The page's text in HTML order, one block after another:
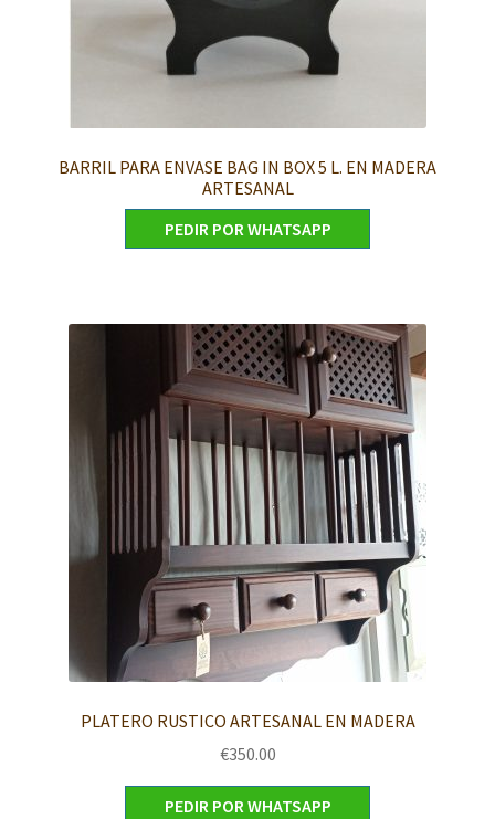
BARRIL PARA ENVASE BAG IN BOX 5 L. EN MADERA
ARTESANAL
PEDIR POR WHATSAPP
PLATERO RUSTICO ARTESANAL EN MADERA
€350.00
PEDIR POR WHATSAPP